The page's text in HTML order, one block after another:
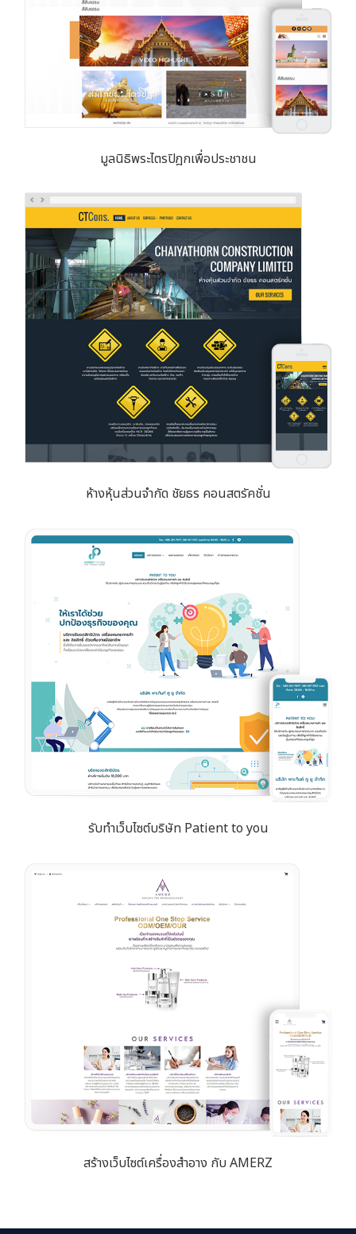
มูลนิธิพระไตรปิฎกเพื่อประชาชน
ห้างหุ้นส่วนจำกัด ชัยธร คอนสตรัคชั่น
รับทำเว็บไซต์บริษัท Patient to you
สร้างเว็บไซต์เครื่องสำอาง กับ AMERZ